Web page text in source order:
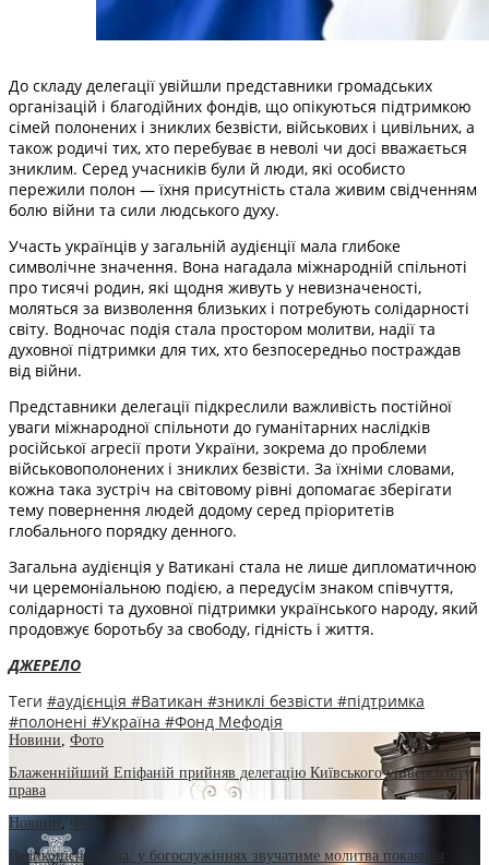
До складу делегації увійшли представники громадських
організацій і благодійних фондів, що опікуються підтримкою
сімей полонених і зниклих безвісти, військових і цивільних, а
також родичі тих, хто перебуває в неволі чи досі вважається
зниклим. Серед учасників були й люди, які особисто
пережили полон — їхня присутність стала живим свідченням
болю війни та сили людського духу.
Участь українців у загальній аудієнції мала глибоке
символічне значення. Вона нагадала міжнародній спільноті
про тисячі родин, які щодня живуть у невизначеності,
моляться за визволення близьких і потребують солідарності
світу. Водночас подія стала простором молитви, надії та
духовної підтримки для тих, хто безпосередньо постраждав
від війни.
Представники делегації підкреслили важливість постійної
уваги міжнародної спільноти до гуманітарних наслідків
російської агресії проти України, зокрема до проблеми
військовополонених і зниклих безвісти. За їхніми словами,
кожна така зустріч на світовому рівні допомагає зберігати
тему повернення людей додому серед пріоритетів
глобального порядку денного.
Загальна аудієнція у Ватикані стала не лише дипломатичною
чи церемоніальною подією, а передусім знаком співчуття,
солідарності та духовної підтримки українського народу, який
продовжує боротьбу за свободу, гідність і життя.
ДЖЕРЕЛО
Теги #аудієнція #Ватикан #зниклі безвісти #підтримка
#полонені #Україна #Фонд Мефодія
Новини Фото
Блаженнійший Епіфаній прийняв делегацію Київського університету
права
Новини
Фото
Великопісна тиша: у богослужіннях звучатиме молитва покаяння